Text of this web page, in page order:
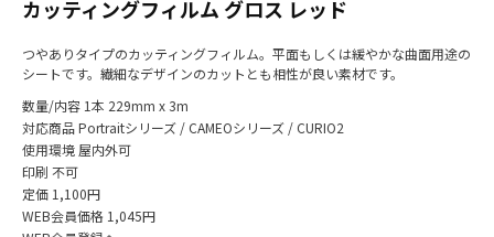
カッティングフィルム グロス レッド
つやありタイプのカッティングフィルム。平面もしくは緩やかな曲面用途の
シートです。繊細なデザインのカットとも相性が良い素材です。
数量/内容 1本 229mm x 3m
対応商品Portraitシリーズ / CAMEOシリーズ / CURIO2
使用環境 屋内外可
印刷 不可
定価 1,100円
WEB会員価格 1,045円